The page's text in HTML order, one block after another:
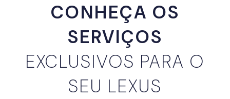
CONHEÇA OS
SERVIÇOS
EXCLUSIVOS PARA O
SEU LEXUS